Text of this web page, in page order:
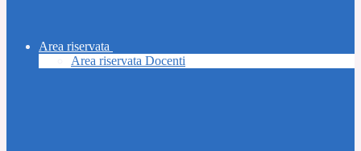
Area riservata
Area riservata Docenti